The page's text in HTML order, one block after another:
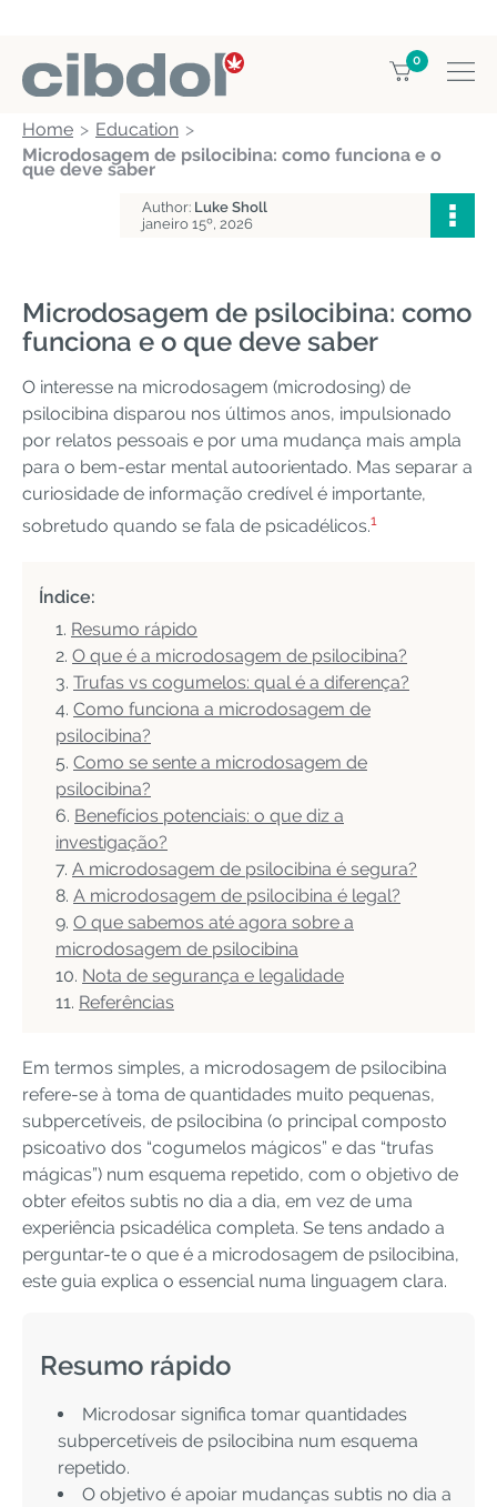
0
Home
Education
Microdosagem de psilocibina: como funciona e o
que deve saber
Author: Luke Sholl
janeiro 15º, 2026
Microdosagem de psilocibina: como
funciona e o que deve saber
O interesse na microdosagem (microdosing) de
psilocibina disparou nos últimos anos, impulsionado
por relatos pessoais e por uma mudança mais ampla
para o bem-estar mental autoorientado. Mas separar a
curiosidade de informação credível é importante,
sobretudo quando se fala de psicadélicos.1
Índice:
Resumo rápido
O que é a microdosagem de psilocibina?
Trufas vs cogumelos: qual é a diferença?
Como funciona a microdosagem de
psilocibina?
Como se sente a microdosagem de
psilocibina?
Benefícios potenciais: o que diz a
investigação?
A microdosagem de psilocibina é segura?
A microdosagem de psilocibina é legal?
O que sabemos até agora sobre a
microdosagem de psilocibina
Nota de segurança e legalidade
Referências
Em termos simples, a microdosagem de psilocibina
refere-se à toma de quantidades muito pequenas,
subpercetíveis, de psilocibina (o principal composto
psicoativo dos “cogumelos mágicos” e das “trufas
mágicas”) num esquema repetido, com o objetivo de
obter efeitos subtis no dia a dia, em vez de uma
experiência psicadélica completa. Se tens andado a
perguntar-te o que é a microdosagem de psilocibina,
este guia explica o essencial numa linguagem clara.
Resumo rápido
Microdosar significa tomar quantidades
subpercetíveis de psilocibina num esquema
repetido.
O objetivo é apoiar mudanças subtis no dia a